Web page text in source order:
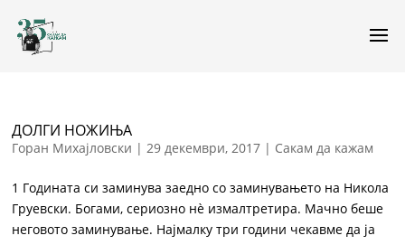
ДОЛГИ НОЖИЊА
Горан Михајловски |29 декември, 2017 | Сакам да кажам
1 Годината си заминува заедно со заминувањето на Никола
Груевски. Богами, сериозно нѐ измалтретира. Мачно беше
неговото заминување. Најмалку три години чекавме да ја